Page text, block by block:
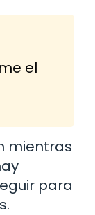
el
mientras
para